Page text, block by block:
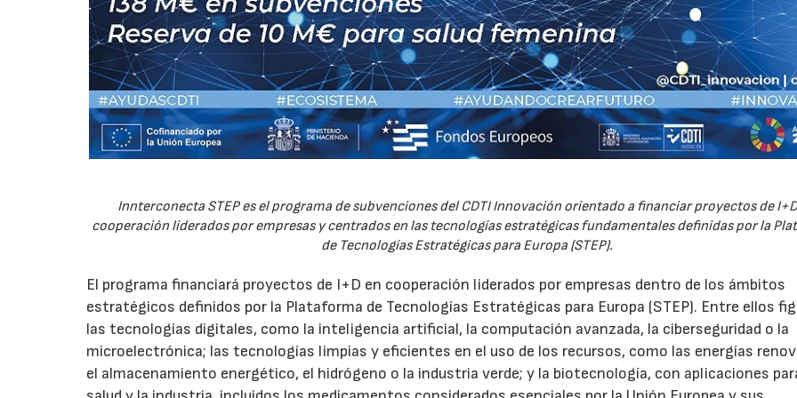
Innterconecta STEP es el programa de subvenciones del CDTI Innovación orientado a financiar proyectos de
cooperación liderados por empresas y centrados en las tecnologías estratégicas fundamentales definidas por la
de Tecnologías Estratégicas para Europa (STEP).
El programa financiará proyectos de I+D en cooperación liderados por empresas dentro de los ámbitos
estratégicos definidos por la Plataforma de Tecnologías Estratégicas para Europa (STEP). Entre ellos
las tecnologías digitales, como la inteligencia artificial, la computación avanzada, la ciberseguridad o la
microelectrónica; las tecnologías limpias y eficientes en el uso de los recursos, como las energías
el almacenamiento energético, el hidrógeno o la industria verde; y la biotecnología, con aplicaciones